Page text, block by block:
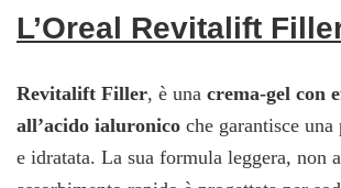
L’Oreal Revitalift
Revitalift Filler, è una crema-gel con
all’acido ialuronico che garantisce
e idratata. La sua formula leggera, non